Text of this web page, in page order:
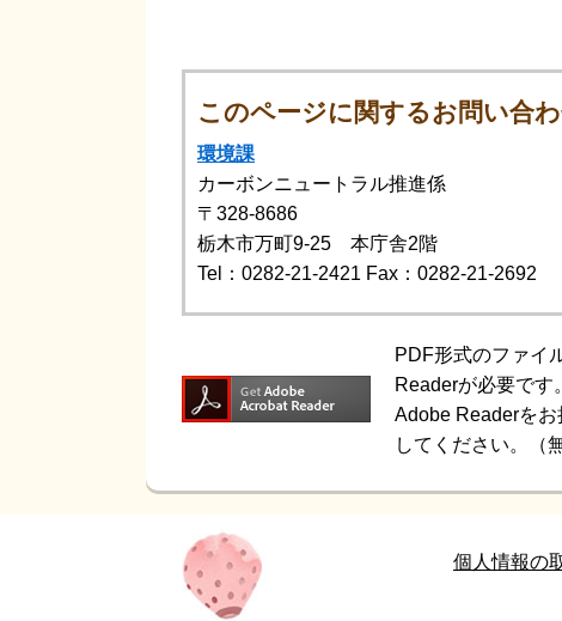
このページに関するお問い合
環境課
カーボンニュートラル推進係
〒328-8686
栃木市万町9-25 本庁舎2階
Tel：0282-21-2421 Fax：0282-21-2692
PDF形式のファイ
Readerが必要です。
Adobe Readerを
してください。（
個人情報の